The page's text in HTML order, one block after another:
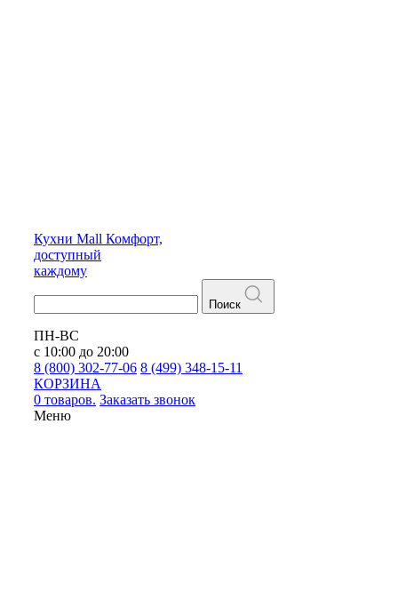
Кухни Mall Комфорт,
доступный
каждому
Поиск
ПН-ВС
с 10:00 до 20:00
8 (800) 302-77-06 8 (499) 348-15-11
КОРЗИНА
0 товаров. Заказать звонок
Меню